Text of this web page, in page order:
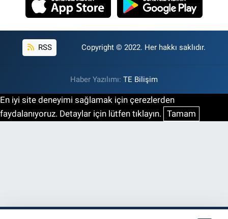
RSS Copyright © 2022. Her hakkı saklıdır.
Haber Yazılımı: TE Bilişim
En iyi site deneyimi sağlamak için çerezlerden
faydalanıyoruz. Detaylar için lütfen tıklayın. Tamam